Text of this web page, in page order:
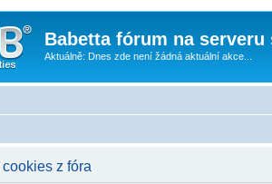
Babetta fórum na serveru
Aktuálně: Dnes zde není žádná aktuální akce...
z fóra